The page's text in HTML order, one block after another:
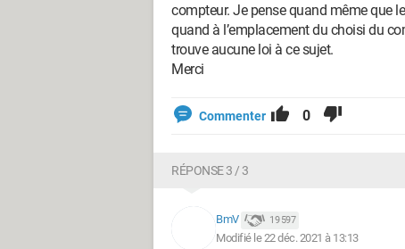
compteur. Je pense quand même que
quand à l’emplacement du choisi du
trouve aucune loi à ce sujet.
Merci
Commenter 0
RÉPONSE 3 / 3
BmV 19 597
Modifié le 22 déc. 2021 à 13:13